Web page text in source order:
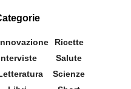
Ricette
Salute
Scienze